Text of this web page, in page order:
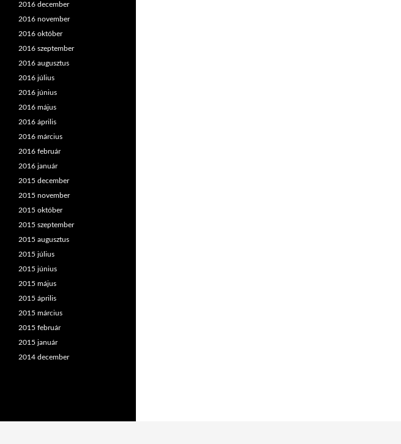
2016 december
2016 november
2016 október
2016 szeptember
2016 augusztus
2016 július
2016 június
2016 május
2016 április
2016 március
2016 február
2016 január
2015 december
2015 november
2015 október
2015 szeptember
2015 augusztus
2015 július
2015 június
2015 május
2015 április
2015 március
2015 február
2015 január
2014 december